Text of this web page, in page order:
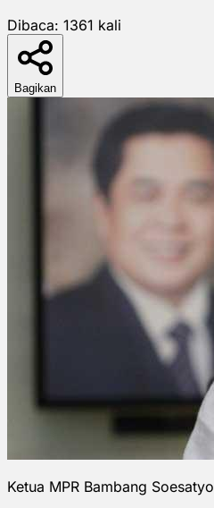
Dibaca: 1361 kali
Bagikan
Ketua MPR Bambang Soesatyo